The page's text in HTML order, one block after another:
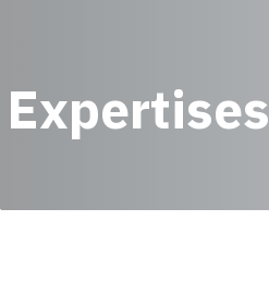
Expertises